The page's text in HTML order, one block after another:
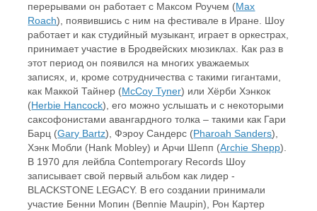
перерывами он работает с Максом Роучем (Max
Roach), появившись с ним на фестивале в Иране. Шоу
работает и как студийный музыкант, играет в оркестрах,
принимает участие в Бродвейских мюзиклах. Как раз в
этот период он появился на многих уважаемых
записях, и, кроме сотрудничества с такими гигантами,
как Маккой Тайнер (McCoy Tyner) или Хёрби Хэнкок
(Herbie Hancock), его можно услышать и с некоторыми
саксофонистами авангардного толка – такими как Гари
Барц (Gary Bartz), Фэроу Сандерс (Pharoah Sanders),
Хэнк Мобли (Hank Mobley) и Арчи Шепп (Archie Shepp).
В 1970 для лейбла Contemporary Records Шоу
записывает свой первый альбом как лидер -
BLACKSTONE LEGACY. В его создании принимали
участие Бенни Мопин (Bennie Maupin), Рон Картер